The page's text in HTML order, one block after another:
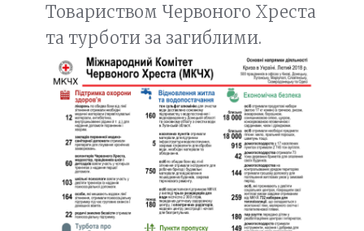
Товариством Червоного Хреста
та турботи за загиблими.